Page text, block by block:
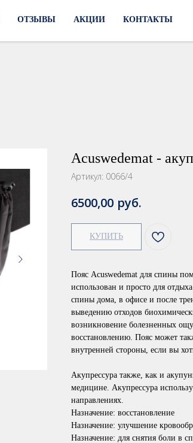
ОТЗЫВЫ АКЦИИ КОНТАКТЫ
Acuswedemat -
Артикул: 0066/4
6500,00 руб.
КУПИТЬ
Пояс Acuswedemat для спины
использован и просто для
спины дома, в офисе и после
выведению отходов
возникновение болезненных
восстановлению. Пояс может
внутренней стороны, если вы
Акупрессура также, как и
медицине. Акупрессура
направлениях.
Назначение: восстановление
Назначение: улучшение
Назначение: для снятия боли в